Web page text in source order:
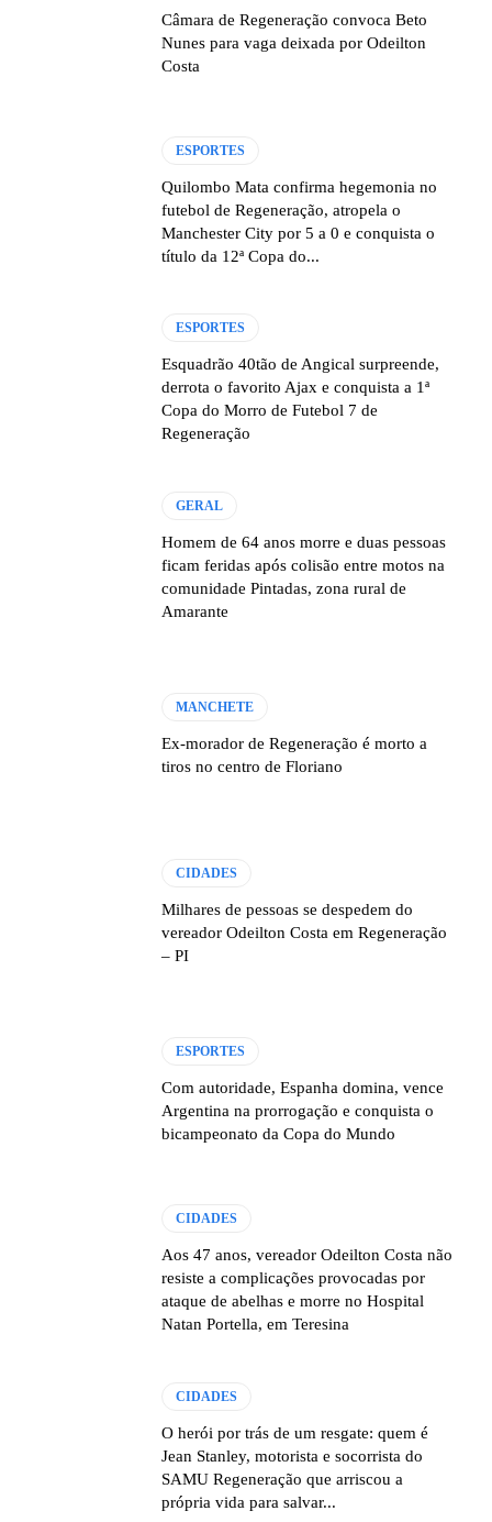
Câmara de Regeneração convoca Beto
Nunes para vaga deixada por Odeilton
Costa
ESPORTES
Quilombo Mata confirma hegemonia no
futebol de Regeneração, atropela o
Manchester City por 5 a 0 e conquista o
título da 12ª Copa do...
ESPORTES
Esquadrão 40tão de Angical surpreende,
derrota o favorito Ajax e conquista a 1ª
Copa do Morro de Futebol 7 de
Regeneração
GERAL
Homem de 64 anos morre e duas pessoas
ficam feridas após colisão entre motos na
comunidade Pintadas, zona rural de
Amarante
MANCHETE
Ex-morador de Regeneração é morto a
tiros no centro de Floriano
CIDADES
Milhares de pessoas se despedem do
vereador Odeilton Costa em Regeneração
– PI
ESPORTES
Com autoridade, Espanha domina, vence
Argentina na prorrogação e conquista o
bicampeonato da Copa do Mundo
CIDADES
Aos 47 anos, vereador Odeilton Costa não
resiste a complicações provocadas por
ataque de abelhas e morre no Hospital
Natan Portella, em Teresina
CIDADES
O herói por trás de um resgate: quem é
Jean Stanley, motorista e socorrista do
SAMU Regeneração que arriscou a
própria vida para salvar...